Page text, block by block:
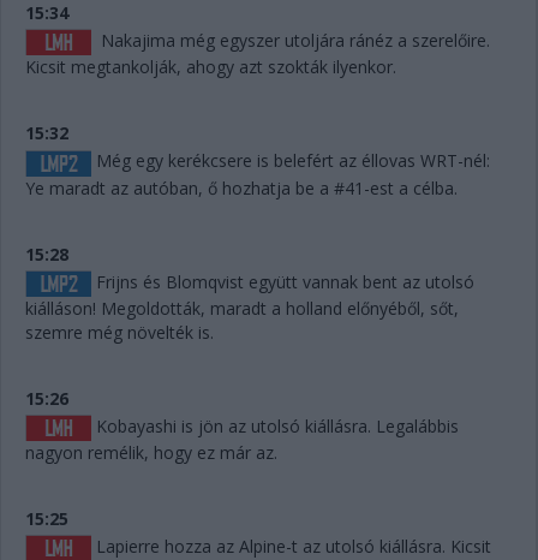
15:34
Nakajima még egyszer utoljára ránéz a szerelőire.
Kicsit megtankolják, ahogy azt szokták ilyenkor.
15:32
Még egy kerékcsere is belefért az éllovas WRT-nél:
Ye maradt az autóban, ő hozhatja be a #41-est a célba.
15:28
Frijns és Blomqvist együtt vannak bent az utolsó
kiálláson! Megoldották, maradt a holland előnyéből, sőt,
szemre még növelték is.
15:26
Kobayashi is jön az utolsó kiállásra. Legalábbis
nagyon remélik, hogy ez már az.
15:25
Lapierre hozza az Alpine-t az utolsó kiállásra. Kicsit